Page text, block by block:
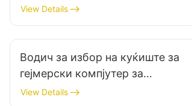
куќишта за гејмерски
компјутери?
View Details
Водич за избор на куќиште за
гејмерски компјутер за
поставување со темна тема
View Details